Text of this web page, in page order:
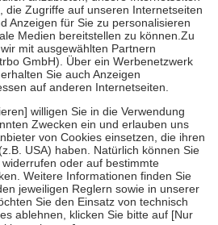
mindestens jedochfünf Euround
jedoch nie mehr als die tatsächlichen
auch für Online-Apotheken.
Krankenpflege beträgt die
Kosten sowie zehn Euro je
für ihre eigene Gesundheit zu
der Familie zu unterstützen,
bei:
bis zum vollendeten 18. Lebensjahr
und Früherkennung, die von der